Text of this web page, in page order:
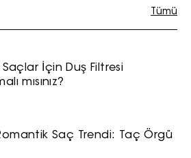
Tümü
Saçlar İçin Duş Filtresi
mısınız?
Saç Trendi: Taç Örgü